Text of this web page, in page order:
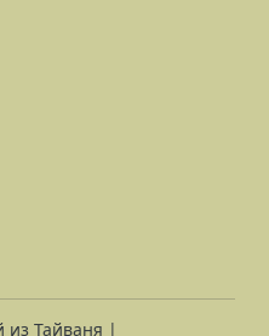
из Тайваня |